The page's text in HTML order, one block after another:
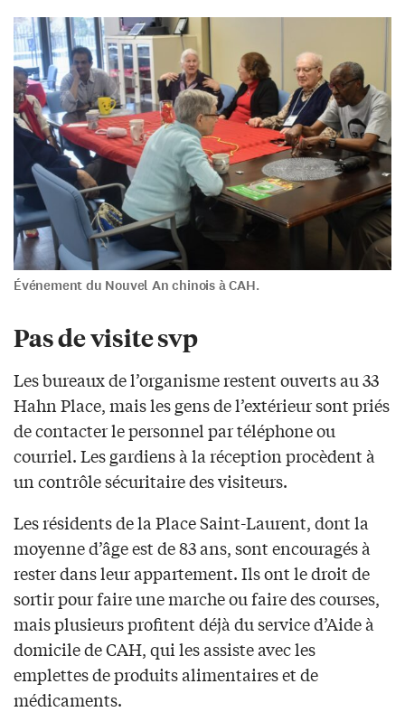
Événement du Nouvel An chinois à CAH.
Pas de visite svp
Les bureaux de l’organisme restent ouverts au 33
Hahn Place, mais les gens de l’extérieur sont priés
de contacter le personnel par téléphone ou
courriel. Les gardiens à la réception procèdent à
un contrôle sécuritaire des visiteurs.
Les résidents de la Place Saint-Laurent, dont la
moyenne d’âge est de 83 ans, sont encouragés à
rester dans leur appartement. Ils ont le droit de
sortir pour faire une marche ou faire des courses,
mais plusieurs profitent déjà du service d’Aide à
domicile de CAH, qui les assiste avec les
emplettes de produits alimentaires et de
médicaments.